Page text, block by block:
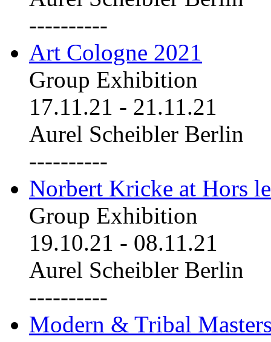
----------
Art Cologne 2021
Group Exhibition
17.11.21 - 21.11.21
Aurel Scheibler Berlin
----------
Norbert Kricke at Hors
Group Exhibition
19.10.21 - 08.11.21
Aurel Scheibler Berlin
----------
Modern & Tribal